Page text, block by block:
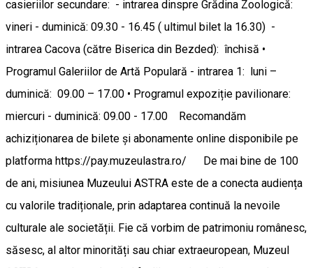
casieriilor secundare: - intrarea dinspre Grădina Zoologică:
vineri - duminică: 09.30 - 16.45 ( ultimul bilet la 16.30) -
intrarea Cacova (către Biserica din Bezded): închisă •
Programul Galeriilor de Artă Populară - intrarea 1: luni –
duminică: 09.00 – 17.00 • Programul expoziție pavilionare:
miercuri - duminică: 09.00 - 17.00 Recomandăm
achiziționarea de bilete și abonamente online disponibile pe
platforma https://pay.muzeulastra.ro/ De mai bine de 100
de ani, misiunea Muzeului ASTRA este de a conecta audiența
cu valorile tradiționale, prin adaptarea continuă la nevoile
culturale ale societății. Fie că vorbim de patrimoniu românesc,
săsesc, al altor minorități sau chiar extraeuropean, Muzeul